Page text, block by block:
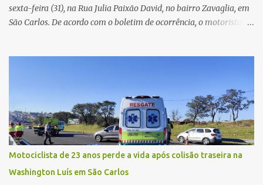
sexta-feira (31), na Rua Julia Paixão David, no bairro Zavaglia, em
São Carlos. De acordo com o boletim de ocorrência, o motorista
permaneceu com a chave de ignição e se ausentou do local por
cerca de dez minutos para buscar ajuda. Ao retornar, constatou
que o automóvel havia desaparecido. A vítima realizou buscas
pelas imediações, mas não conseguiu localizar o veículo.
Conforme o boletim, um menino de aproximadamente 10 anos
relatou ter visto a Spin passando pelo local fazendo um forte ruído,
característica compatível com o problema mecânico que o veículo
Motociclista de 23 anos perde a vida após colisão traseira na
Washington Luís em São Carlos